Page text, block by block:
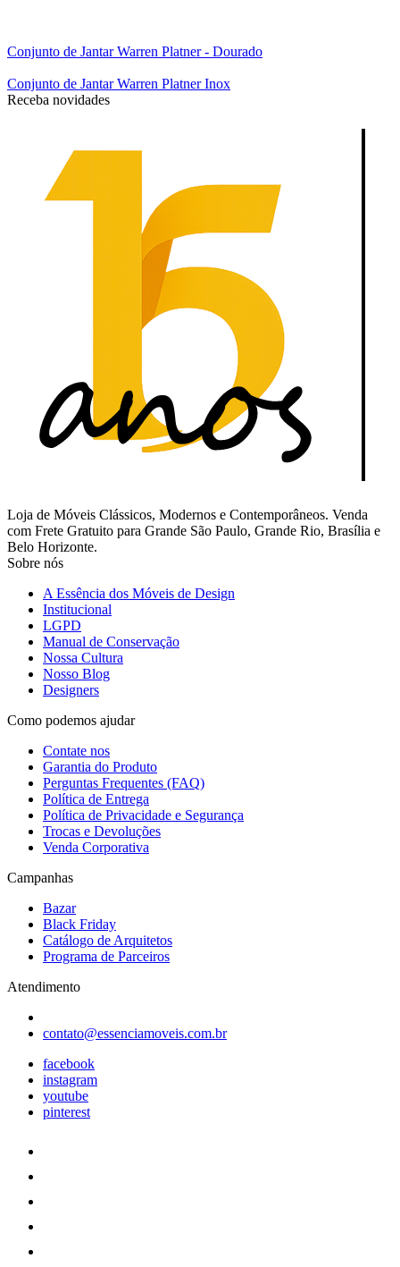
Conjunto de Jantar Warren Platner - Dourado
Conjunto de Jantar Warren Platner Inox
Receba novidades
Loja de Móveis Clássicos, Modernos e Contemporâneos. Venda
com Frete Gratuito para Grande São Paulo, Grande Rio, Brasília e
Belo Horizonte.
Sobre nós
A Essência dos Móveis de Design
Institucional
LGPD
Manual de Conservação
Nossa Cultura
Nosso Blog
Designers
Como podemos ajudar
Contate nos
Garantia do Produto
Perguntas Frequentes (FAQ)
Política de Entrega
Política de Privacidade e Segurança
Trocas e Devoluções
Venda Corporativa
Campanhas
Bazar
Black Friday
Catálogo de Arquitetos
Programa de Parceiros
Atendimento
contato@essenciamoveis.com.br
facebook
instagram
youtube
pinterest